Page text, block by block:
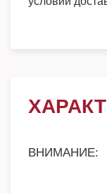
ВНИМАНИЕ: